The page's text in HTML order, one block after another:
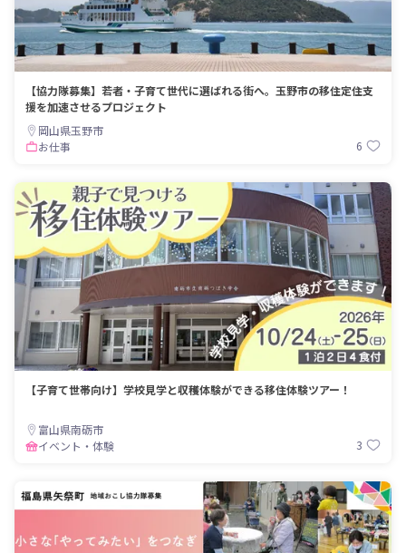
【協力隊募集】若者・子育て世代に選ばれる街へ。玉野市の移住定住支
援を加速させるプロジェクト
岡山県玉野市
お仕事
6
【子育て世帯向け】学校見学と収穫体験ができる移住体験ツアー！
富山県南砺市
イベント・体験
3